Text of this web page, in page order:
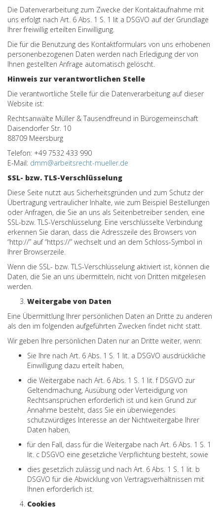
Die Datenverarbeitung zum Zwecke der Kontaktaufnahme mit
uns erfolgt nach Art. 6 Abs. 1 S. 1 lit a DSGVO auf der Grundlage
Ihrer freiwillig erteilten Einwilligung.
Die für die Benutzung des Kontaktformulars von uns erhobenen
personenbezogenen Daten werden nach Erledigung der von
Ihnen gestellten Anfrage automatisch gelöscht.
Hinweis zur verantwortlichen Stelle
Die verantwortliche Stelle für die Datenverarbeitung auf dieser
Website ist:
Rechtsanwälte Müller & Tausendfreund in Bürogemeinschaft
Daisendorfer Str. 10
88709 Meersburg
Telefon: +49 7532 433 990
E-Mail: dmm@arbeitsrecht-mueller.de
SSL- bzw. TLS-Verschlüsselung
Diese Seite nutzt aus Sicherheitsgründen und zum Schutz der
Übertragung vertraulicher Inhalte, wie zum Beispiel Bestellungen
oder Anfragen, die Sie an uns als Seitenbetreiber senden, eine
SSL-bzw. TLS-Verschlüsselung. Eine verschlüsselte Verbindung
erkennen Sie daran, dass die Adresszeile des Browsers von
“http://” auf “https://” wechselt und an dem Schloss-Symbol in
Ihrer Browserzeile.
Wenn die SSL- bzw. TLS-Verschlüsselung aktiviert ist, können die
Daten, die Sie an uns übermitteln, nicht von Dritten mitgelesen
werden.
Weitergabe von Daten
Eine Übermittlung Ihrer persönlichen Daten an Dritte zu anderen
als den im folgenden aufgeführten Zwecken findet nicht statt.
Wir geben Ihre persönlichen Daten nur an Dritte weiter, wenn:
Sie Ihre nach Art. 6 Abs. 1 S. 1 lit. a DSGVO ausdrückliche
Einwilligung dazu erteilt haben,
die Weitergabe nach Art. 6 Abs. 1 S. 1 lit. f DSGVO zur
Geltendmachung, Ausübung oder Verteidigung von
Rechtsansprüchen erforderlich ist und kein Grund zur
Annahme besteht, dass Sie ein überwiegendes
schutzwürdiges Interesse an der Nichtweitergabe Ihrer
Daten haben,
für den Fall, dass für die Weitergabe nach Art. 6 Abs. 1 S. 1
lit. c DSGVO eine gesetzliche Verpflichtung besteht, sowie
dies gesetzlich zulässig und nach Art. 6 Abs. 1 S. 1 lit. b
DSGVO für die Abwicklung von Vertragsverhältnissen mit
Ihnen erforderlich ist.
Cookies